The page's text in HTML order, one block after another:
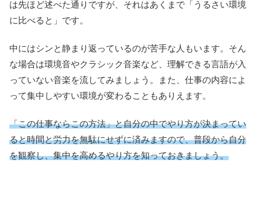
は先ほど述べた通りですが、それはあくまで「うるさい環境
に比べると」です。
中にはシンと静まり返っているのが苦手な人もいます。そん
な場合は環境音やクラシック音楽など、理解できる言語が入
っていない音楽を流してみましょう。また、仕事の内容によ
って集中しやすい環境が変わることもありえます。
「この仕事ならこの方法」と自分の中でやり方が決まってい
ると時間と労力を無駄にせずに済みますので、普段から自分
を観察し、集中を高めるやり方を知っておきましょう。